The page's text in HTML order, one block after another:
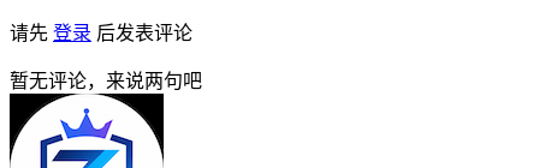
请先 登录 后发表评论
暂无评论，来说两句吧